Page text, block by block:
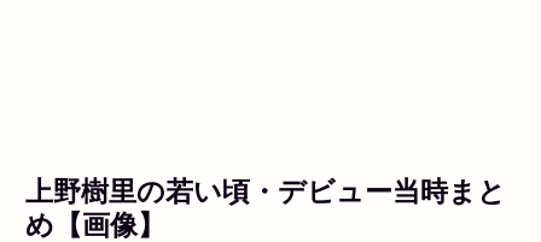
上野樹里の若い頃・デビュー当時まと
め【画像】